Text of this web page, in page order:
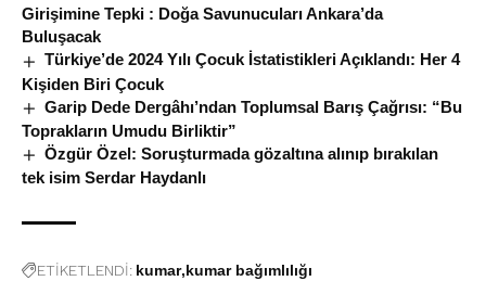
Girişimine Tepki : Doğa Savunucuları Ankara’da
Buluşacak
Türkiye’de 2024 Yılı Çocuk İstatistikleri Açıklandı: Her 4
Kişiden Biri Çocuk
Garip Dede Dergâhı’ndan Toplumsal Barış Çağrısı: “Bu
Toprakların Umudu Birliktir”
Özgür Özel: Soruşturmada gözaltına alınıp bırakılan
tek isim Serdar Haydanlı
ETİKETLENDİ: kumar kumar bağımlılığı